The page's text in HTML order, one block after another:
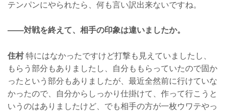
テンパンにやられたら、何も言い訳出来ないですね。
——対戦を終えて、相手の印象は違いましたか。
住村特にはなかったですけど打撃も見えていましたし、
もらう部分もありましたし、自分ももらっていたので固か
ったという部分もありましたが、最近全然前に行けていな
かったので、自分からしっかり仕掛けて、作って行こうと
いうのはありましたけど、でも相手の方が一枚ウワテやっ